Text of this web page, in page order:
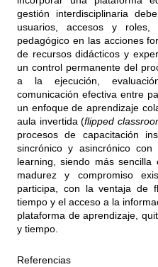
gestión interdisciplinaria
usuarios, accesos y roles,
pedagógico en las acciones
de recursos didácticos y
un control permanente del
a la ejecución,
comunicación efectiva entre
un enfoque de aprendizaje
aula invertida (flipped
procesos de capacitación
sincrónico y asincrónico
learning, siendo más
madurez y compromiso
participa, con la ventaja de
tiempo y el acceso a la
plataforma de aprendizaje,
y tiempo.
Referencias